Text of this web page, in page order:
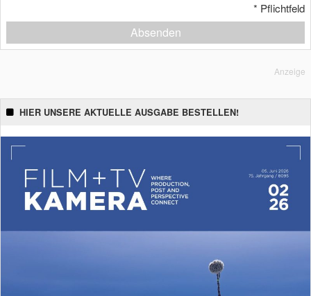
* Pflichtfeld
Absenden
Anzeige
HIER UNSERE AKTUELLE AUSGABE BESTELLEN!